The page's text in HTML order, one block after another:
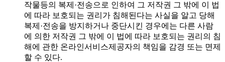
작물등의 복제·전송으로 인하여 그 저작권 그 밖에 이 법
에 따라 보호되는 권리가 침해된다는 사실을 알고 당해
복제·전송을 방지하거나 중단시킨 경우에는 다른 사람
에 의한 저작권 그 밖에 이 법에 따라 보호되는 권리의 침
해에 관한 온라인서비스제공자의 책임을 감경 또는 면제
할 수 있다.